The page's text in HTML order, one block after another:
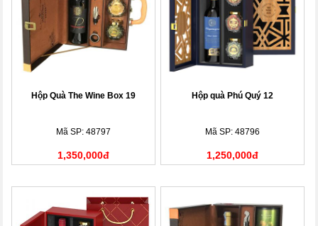
Hộp Quà The Wine Box 19
Mã SP: 48797
1,350,000đ
Hộp quà Phú Quý 12
Mã SP: 48796
1,250,000đ